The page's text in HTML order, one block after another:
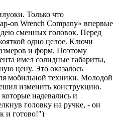
Только что
on Wrench Company» впервые
сменных головок. Перед
одно целое. Ключи
и форм. Поэтому
имел солидные габариты,
цену. Это оказалось
мобильной техники. Молодой
изменить конструкцию.
надевались и
головку на ручке, - он
и готово!")